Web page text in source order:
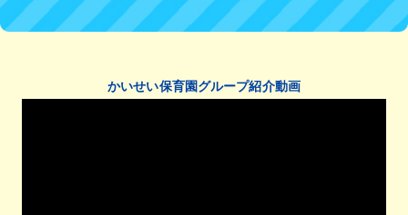
かいせい保育園グループ紹介動画